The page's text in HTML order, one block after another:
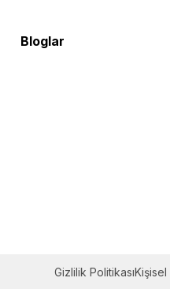
Bloglar
Gizlilik PolitikasıKişisel